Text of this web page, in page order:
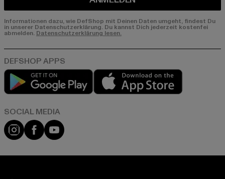
Informationen dazu, wie DefShop mit Deinen Daten umgeht, findest Du
in unserer Datenschutzerklärung. Du kannst Dich jederzeit kostenfei
abmelden. Datenschutzerklärung lesen.
Play market
Instagram
FacebookYouTube